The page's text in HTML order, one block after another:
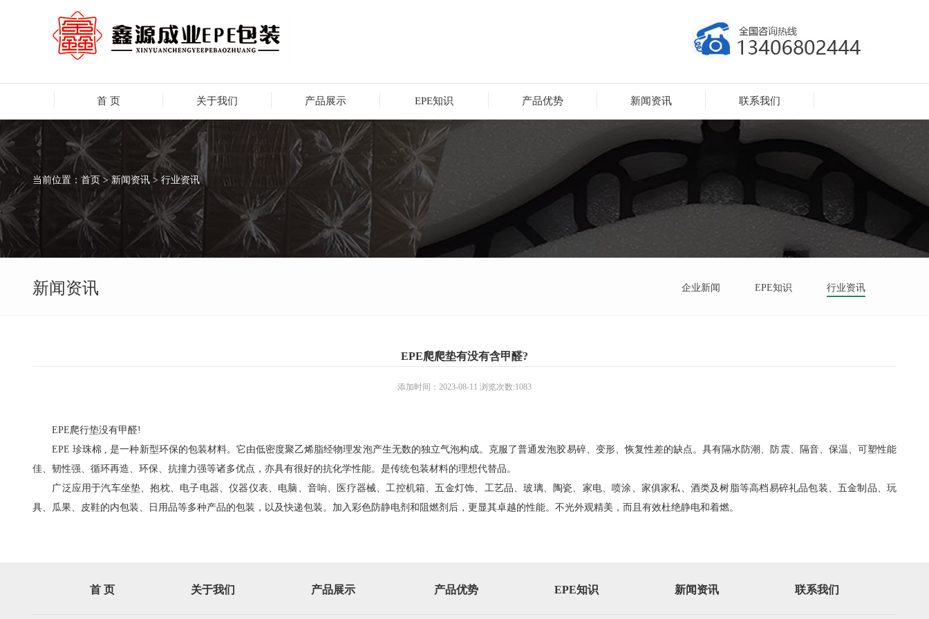
首 页 关于我们 产品展示 EPE知识 产品优势 新闻资讯 联系我们
当前位置： 首页 > 新闻资讯 > 行业资讯
新闻资讯 行业资讯
EPE知识
企业新闻
EPE爬爬垫有没有含甲醛?
添加时间：2023-08-11 浏览次数:1083
EPE爬行垫没有甲醛!
EPE 珍珠棉 , 是一种新型环保的包装材料。它由低密度聚乙烯脂经物理发泡产生无数的独立气泡构成。克服了普通发泡胶易碎、变形、恢复性差的缺点。具有隔水防潮、防震、隔音、保温、可塑性能
佳、韧性强、循环再造、环保、抗撞力强等诸多优点，亦具有很好的抗化学性能。是传统包装材料的理想代替品。
广泛应用于汽车坐垫、抱枕、电子电器、仪器仪表、电脑、音响、医疗器械、工控机箱、五金灯饰、工艺品、玻璃、陶瓷、家电、喷涂、家俱家私、酒类及树脂等高档易碎礼品包装、五金制品、玩
具、瓜果、皮鞋的内包装、日用品等多种产品的包装，以及快递包装。加入彩色防静电剂和阻燃剂后，更显其卓越的性能。不光外观精美，而且有效杜绝静电和着燃。
首 页 关于我们 产品展示 产品优势 EPE知识 新闻资讯 联系我们